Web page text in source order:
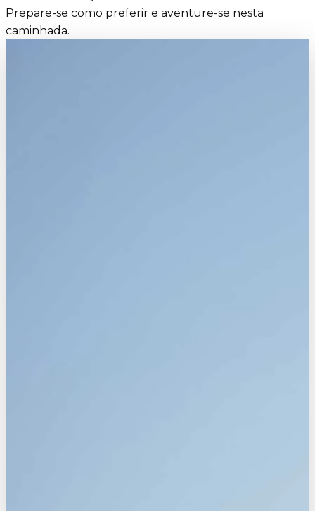
Prepare-se como preferir e aventure-se nesta
caminhada.